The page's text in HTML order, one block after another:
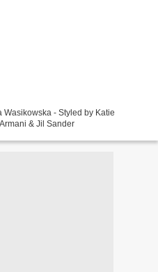
- Styled by Katie
& Jil Sander